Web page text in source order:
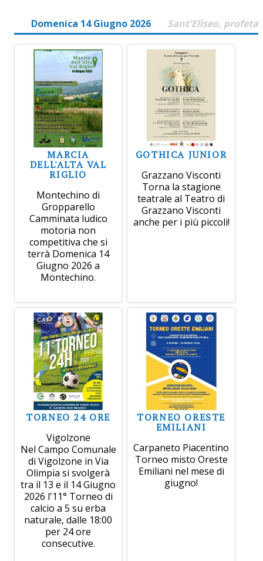
Domenica 14 Giugno 2026 Sant'Eliseo, profeta
MARCIA
DELL'ALTA VAL
RIGLIO
Montechino di
Gropparello
Camminata ludico
motoria non
competitiva che si
terrà Domenica 14
Giugno 2026 a
Montechino.
GOTHICA JUNIOR
Grazzano Visconti
Torna la stagione
teatrale al Teatro di
Grazzano Visconti
anche per i più piccoli!
TORNEO 24 ORE
Vigolzone
Nel Campo Comunale
di Vigolzone in Via
Olimpia si svolgerà
tra il 13 e il 14 Giugno
2026 l'11° Torneo di
calcio a 5 su erba
naturale, dalle 18:00
per 24 ore
consecutive.
TORNEO ORESTE
EMILIANI
Carpaneto Piacentino
Torneo misto Oreste
Emiliani nel mese di
giugno!